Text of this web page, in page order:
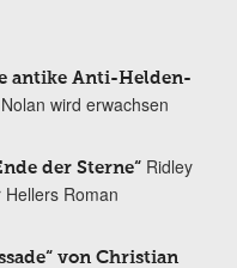
antike Anti-Helden-
wird erwachsen
der Sterne“ Ridley
Roman
von Christian